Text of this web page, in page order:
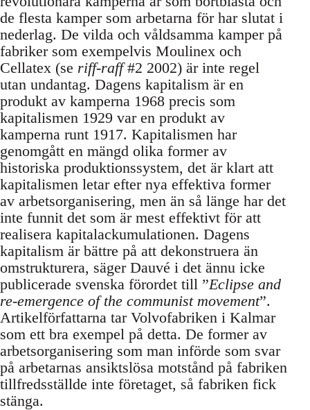
de flesta kamper som arbetarna för har slutat i
nederlag. De vilda och våldsamma kamper på
fabriker som exempelvis Moulinex och
Cellatex (se riff-raff#2 2002) är inte regel
utan undantag. Dagens kapitalism är en
produkt av kamperna 1968 precis som
kapitalismen 1929 var en produkt av
kamperna runt 1917. Kapitalismen har
genomgått en mängd olika former av
historiska produktionssystem, det är klart att
kapitalismen letar efter nya effektiva former
av arbetsorganisering, men än så länge har det
inte funnit det som är mest effektivt för att
realisera kapitalackumulationen. Dagens
kapitalism är bättre på att dekonstruera än
omstrukturera, säger Dauvé i det ännu icke
publicerade svenska förordet till ”Eclipse and
re-emergence of the communist movement”.
Artikelförfattarna tar Volvofabriken i Kalmar
som ett bra exempel på detta. De former av
arbetsorganisering som man införde som svar
på arbetarnas ansiktslösa motstånd på fabriken
tillfredsställde inte företaget, så fabriken fick
stänga.